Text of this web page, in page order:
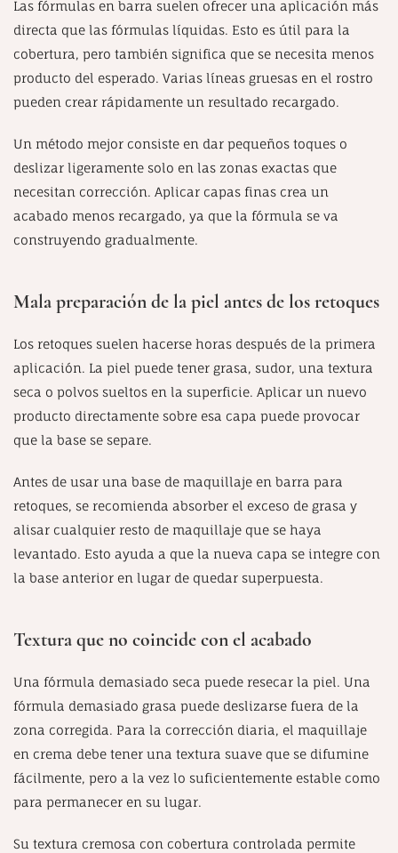
Las fórmulas en barra suelen ofrecer una aplicación más
directa que las fórmulas líquidas. Esto es útil para la
cobertura, pero también significa que se necesita menos
producto del esperado. Varias líneas gruesas en el rostro
pueden crear rápidamente un resultado recargado.
Un método mejor consiste en dar pequeños toques o
deslizar ligeramente solo en las zonas exactas que
necesitan corrección. Aplicar capas finas crea un
acabado menos recargado, ya que la fórmula se va
construyendo gradualmente.
Mala preparación de la piel antes de los retoques
Los retoques suelen hacerse horas después de la primera
aplicación. La piel puede tener grasa, sudor, una textura
seca o polvos sueltos en la superficie. Aplicar un nuevo
producto directamente sobre esa capa puede provocar
que la base se separe.
Antes de usar una base de maquillaje en barra para
retoques, se recomienda absorber el exceso de grasa y
alisar cualquier resto de maquillaje que se haya
levantado. Esto ayuda a que la nueva capa se integre con
la base anterior en lugar de quedar superpuesta.
Textura que no coincide con el acabado
Una fórmula demasiado seca puede resecar la piel. Una
fórmula demasiado grasa puede deslizarse fuera de la
zona corregida. Para la corrección diaria, el maquillaje
en crema debe tener una textura suave que se difumine
fácilmente, pero a la vez lo suficientemente estable como
para permanecer en su lugar.
Su textura cremosa con cobertura controlada permite